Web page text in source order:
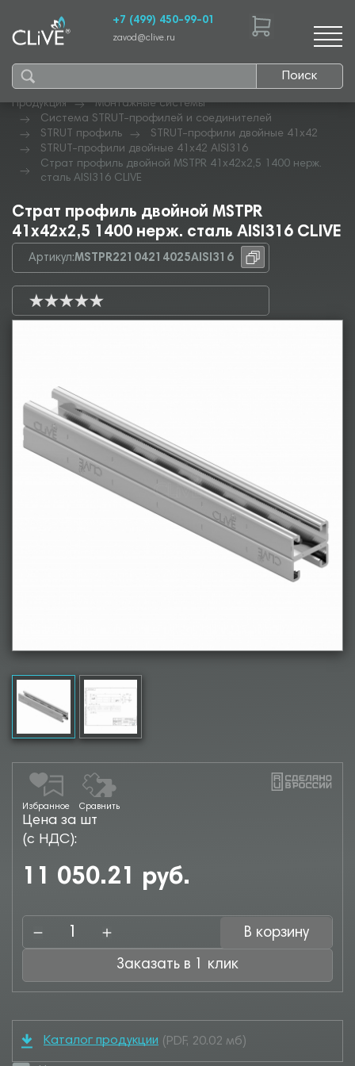
Поиск
+7 (499) 450-99-01
zavod@clive.ru
Продукция
Монтажные системы
Система STRUT-профилей и соединителей
STRUT профиль
STRUT-профили двойные 41х42
STRUT-профили двойные 41х42 AISI316
Страт профиль двойной MSTPR 41х42х2,5 1400 нерж.
сталь AISI316 CLIVE
Страт профиль двойной MSTPR
41х42х2,5 1400 нерж. сталь AISI316 CLIVE
Артикул:MSTPR22104214025AISI316
Избранное Сравнить
Цена за шт
(с НДС):
11 050.21 руб.
В корзину
Заказать в 1 клик
Каталог продукции (PDF, 20.02 мб)